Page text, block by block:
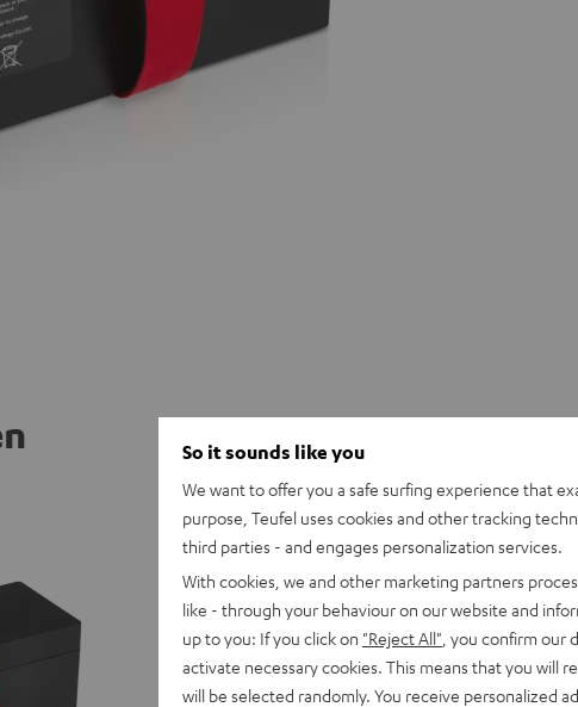
ROCKSTER NEO/Fender x Teufel ROCKSTER
Leistungsstarker Ersatzakku für ROCKSTER
Elektronik
So it sounds like you
We want to offer you a safe surfing experience that
purpose, Teufel uses cookies and other tracking
third parties - and engages personalization services.
With cookies, we and other marketing partners
like - through your behaviour on our website and
up to you: If you click on "Reject All" , you confirm our
activate necessary cookies. This means that you will
will be selected randomly. You receive personalized